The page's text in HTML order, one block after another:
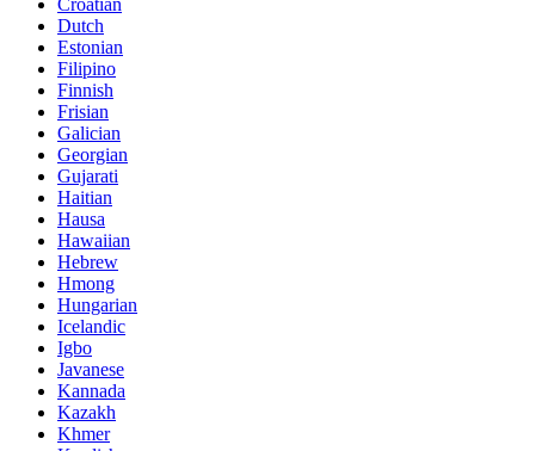
Dutch
Estonian
Filipino
Finnish
Frisian
Galician
Georgian
Gujarati
Haitian
Hausa
Hawaiian
Hebrew
Hmong
Hungarian
Icelandic
Igbo
Javanese
Kannada
Kazakh
Khmer